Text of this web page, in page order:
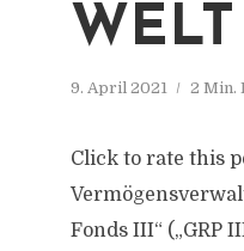
ELT
9. April 2021 2 Min.
Click to rate this
Fonds III“ („GRP